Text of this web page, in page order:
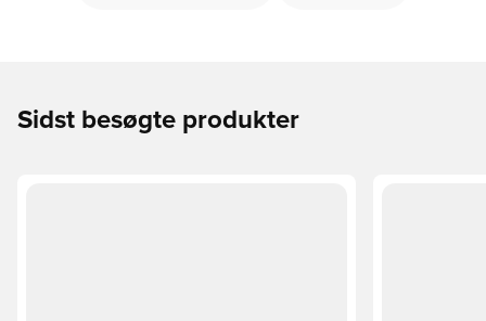
Sidst besøgte produkter